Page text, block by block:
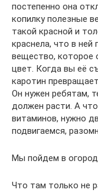
постепенно она
копилку полезные
такой красной и
краснела, что в ней
вещество, которое
цвет. Когда вы её
каротин
Он нужен ребятам,
должен расти. А
витаминов, нужно
подвигаемся,
Мы пойдем в
Что там только не